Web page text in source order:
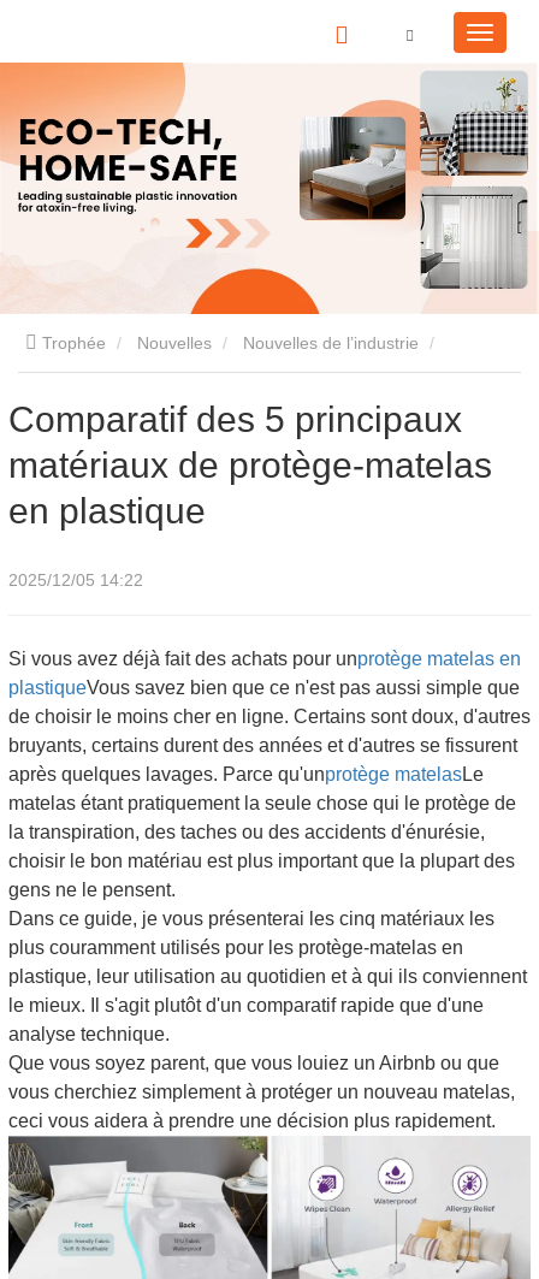
Trophée Nouvelles Nouvelles de l’industrie
plastique
Comparatif des 5 principaux
matériaux de protège-matelas
en plastique
2025/12/05 14:22
Si vous avez déjà fait des achats pour unprotège matelas en
plastiqueVous savez bien que ce n'est pas aussi simple que
de choisir le moins cher en ligne. Certains sont doux, d'autres
bruyants, certains durent des années et d'autres se fissurent
après quelques lavages. Parce qu'unprotège matelasLe
matelas étant pratiquement la seule chose qui le protège de
la transpiration, des taches ou des accidents d'énurésie,
choisir le bon matériau est plus important que la plupart des
gens ne le pensent.
Dans ce guide, je vous présenterai les cinq matériaux les
plus couramment utilisés pour les protège-matelas en
plastique, leur utilisation au quotidien et à qui ils conviennent
le mieux. Il s'agit plutôt d'un comparatif rapide que d'une
analyse technique.
Que vous soyez parent, que vous louiez un Airbnb ou que
vous cherchiez simplement à protéger un nouveau matelas,
ceci vous aidera à prendre une décision plus rapidement.